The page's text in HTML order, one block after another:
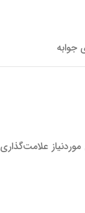
جوابه
علامت‌گذاری